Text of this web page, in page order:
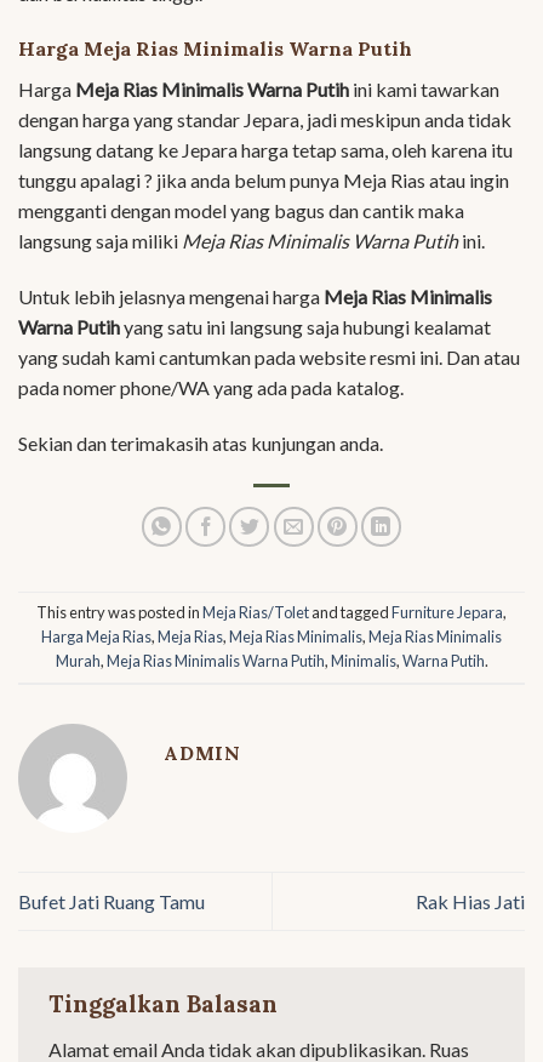
Harga Meja Rias Minimalis Warna Putih
Harga Meja Rias Minimalis Warna Putih ini kami tawarkan
dengan harga yang standar Jepara, jadi meskipun anda tidak
langsung datang ke Jepara harga tetap sama, oleh karena itu
tunggu apalagi ? jika anda belum punya Meja Rias atau ingin
mengganti dengan model yang bagus dan cantik maka
langsung saja miliki Meja Rias Minimalis Warna Putihini.
Untuk lebih jelasnya mengenai harga Meja Rias Minimalis
Warna Putihyang satu ini langsung saja hubungi kealamat
yang sudah kami cantumkan pada website resmi ini. Dan atau
pada nomer phone/WA yang ada pada katalog.
Sekian dan terimakasih atas kunjungan anda.
This entry was posted inMeja Rias/Toletand taggedFurniture Jepara,
Harga Meja Rias,Meja Rias,Meja Rias Minimalis,Meja Rias Minimalis
Murah,Meja Rias Minimalis Warna Putih,Minimalis,Warna Putih.
ADMIN
Bufet Jati Ruang Tamu Rak Hias Jati
Tinggalkan Balasan
Alamat email Anda tidak akan dipublikasikan. Ruas